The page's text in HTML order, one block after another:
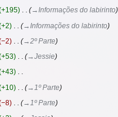
+195 ‎
→‎Informações do labirinto
+2 ‎
→‎Informações do labirinto
−2 ‎
→‎2º Parte
+53 ‎
→‎Jessie
+43 ‎
+10 ‎
→‎1º Parte
−8 ‎
→‎1º Parte